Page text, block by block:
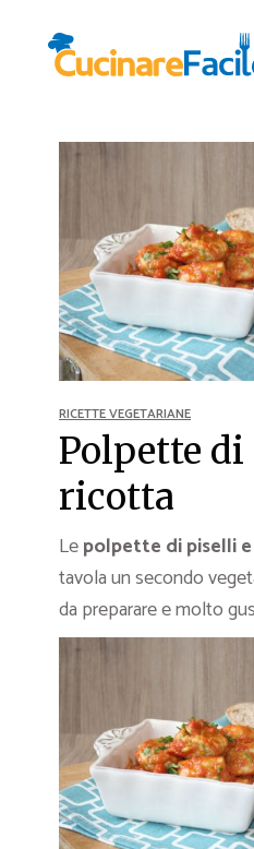
RICETTE VEGETARIANE
Polpette
ricotta
Lepolpette di piselli
tavola un secondo
da preparare e molto